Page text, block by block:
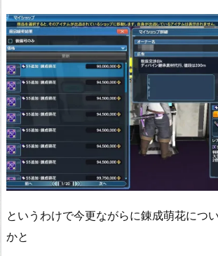
というわけで今更ながらに錬成萌花につ
かと